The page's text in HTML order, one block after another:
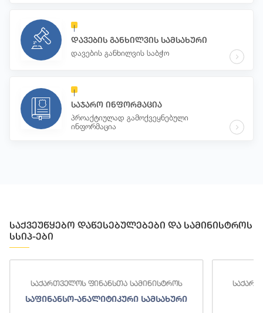
დავების განხილვის სამსახური
დავების განხილვის საბჭო
საჯარო ინფორმაცია
პროაქტიულად გამოქვეყნებული
ინფორმაცია
საქვეუწყებო დაწესებულებები და სამინისტროს
სსიპ-ები
საქართველოს ფინანსთა სამინისტროს
საფინანსო-ანალიტიკური სამსახური